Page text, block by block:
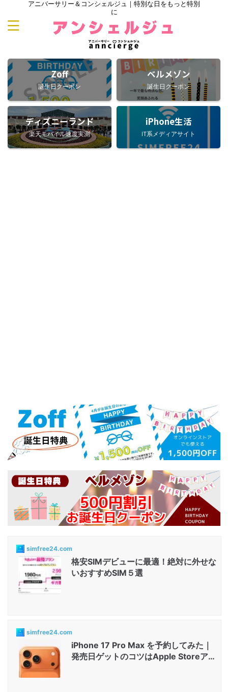
アニバーサリー＆コンシェルジュ｜特別な日をもっと特別
に
Zoff
誕生日クーポン
ベルメゾン
誕生日クーポン
ディズニーランド
楽天モバイル速度実測
iPhone生活
IT系メディアサイト
simfree24.com
格安SIMデビューに最適！絶対に外せな
いおすすめSIM５選
simfree24.com
iPhone 17 Pro Max を予約してみた｜
発売日ゲットのコツはApple Storeアプ